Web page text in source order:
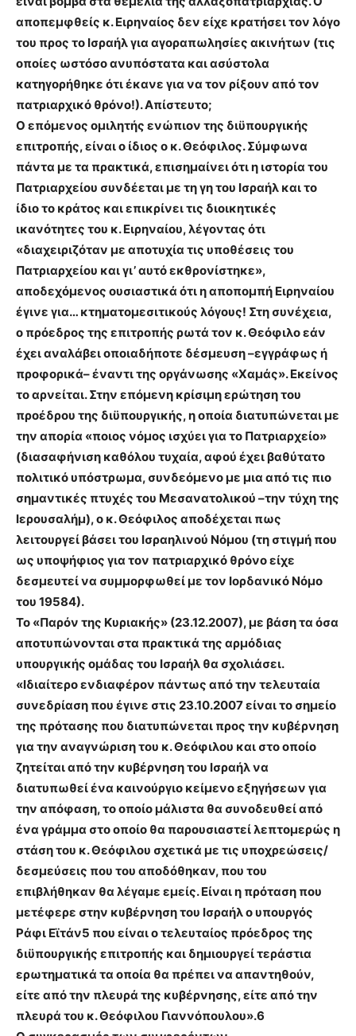
αποπεμφθείς κ. Ειρηναίος δεν είχε κρατήσει τον λόγο
του προς το Ισραήλ για αγοραπωλησίες ακινήτων (τις
οποίες ωστόσο ανυπόστατα και ασύστολα
κατηγορήθηκε ότι έκανε για να τον ρίξουν από τον
πατριαρχικό θρόνο!). Απίστευτο;
Ο επόμενος ομιλητής ενώπιον της διϋπουργικής
επιτροπής, είναι ο ίδιος ο κ. Θεόφιλος. Σύμφωνα
πάντα με τα πρακτικά, επισημαίνει ότι η ιστορία του
Πατριαρχείου συνδέεται με τη γη του Ισραήλ και το
ίδιο το κράτος και επικρίνει τις διοικητικές
ικανότητες του κ. Ειρηναίου, λέγοντας ότι
«διαχειριζόταν με αποτυχία τις υποθέσεις του
Πατριαρχείου και γι’ αυτό εκθρονίστηκε»,
αποδεχόμενος ουσιαστικά ότι η αποπομπή Ειρηναίου
έγινε για… κτηματομεσιτικούς λόγους! Στη συνέχεια,
ο πρόεδρος της επιτροπής ρωτά τον κ. Θεόφιλο εάν
έχει αναλάβει οποιαδήποτε δέσμευση –εγγράφως ή
προφορικά– έναντι της οργάνωσης «Χαμάς». Εκείνος
το αρνείται. Στην επόμενη κρίσιμη ερώτηση του
προέδρου της διϋπουργικής, η οποία διατυπώνεται με
την απορία «ποιος νόμος ισχύει για το Πατριαρχείο»
(διασαφήνιση καθόλου τυχαία, αφού έχει βαθύτατο
πολιτικό υπόστρωμα, συνδεόμενο με μια από τις πιο
σημαντικές πτυχές του Μεσανατολικού –την τύχη της
Ιερουσαλήμ), ο κ. Θεόφιλος αποδέχεται πως
λειτουργεί βάσει του Ισραηλινού Νόμου (τη στιγμή που
ως υποψήφιος για τον πατριαρχικό θρόνο είχε
δεσμευτεί να συμμορφωθεί με τον Ιορδανικό Νόμο
του 19584).
Το «Παρόν της Κυριακής» (23.12.2007), με βάση τα όσα
αποτυπώνονται στα πρακτικά της αρμόδιας
υπουργικής ομάδας του Ισραήλ θα σχολιάσει.
«Ιδιαίτερο ενδιαφέρον πάντως από την τελευταία
συνεδρίαση που έγινε στις 23.10.2007 είναι το σημείο
της πρότασης που διατυπώνεται προς την κυβέρνηση
για την αναγνώριση του κ. Θεόφιλου και στο οποίο
ζητείται από την κυβέρνηση του Ισραήλ να
διατυπωθεί ένα καινούργιο κείμενο εξηγήσεων για
την απόφαση, το οποίο μάλιστα θα συνοδευθεί από
ένα γράμμα στο οποίο θα παρουσιαστεί λεπτομερώς η
στάση του κ. Θεόφιλου σχετικά με τις υποχρεώσεις/
δεσμεύσεις που του αποδόθηκαν, που του
επιβλήθηκαν θα λέγαμε εμείς. Είναι η πρόταση που
μετέφερε στην κυβέρνηση του Ισραήλ ο υπουργός
Ράφι Εϊτάν5 που είναι ο τελευταίος πρόεδρος της
διϋπουργικής επιτροπής και δημιουργεί τεράστια
ερωτηματικά τα οποία θα πρέπει να απαντηθούν,
είτε από την πλευρά της κυβέρνησης, είτε από την
πλευρά του κ. Θεόφιλου Γιαννόπουλου».6